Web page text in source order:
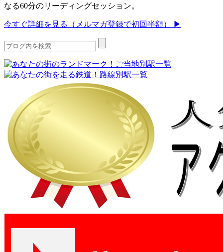
なる60分のリーディングセッション。
今すぐ詳細を見る（メルマガ登録で初回半額） ▶